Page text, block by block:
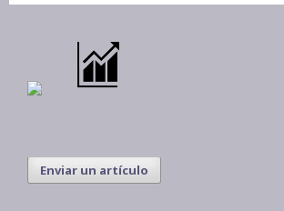
Enviar un artículo